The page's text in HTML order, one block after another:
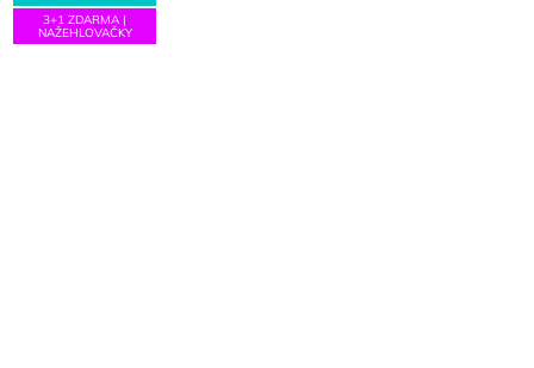
3+1 ZDARMA |
NAŽEHLOVAČKY